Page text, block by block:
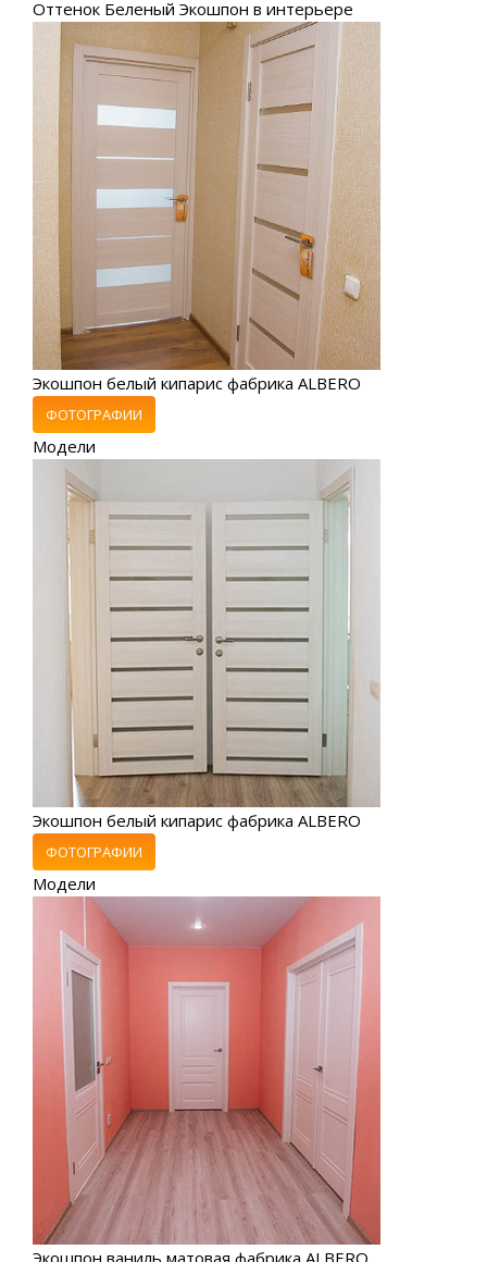
Оттенок Беленый Экошпон в интерьере
Экошпон белый кипарис фабрика ALBERO
ФОТОГРАФИИ
Модели
Экошпон белый кипарис фабрика ALBERO
ФОТОГРАФИИ
Модели
Экошпон ваниль матовая фабрика ALBERO